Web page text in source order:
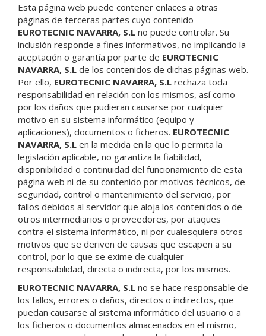
Esta página web puede contener enlaces a otras
páginas de terceras partes cuyo contenido
EUROTECNIC NAVARRA, S.L no puede controlar. Su
inclusión responde a fines informativos, no implicando la
aceptación o garantía por parte de EUROTECNIC
NAVARRA, S.L de los contenidos de dichas páginas web.
Por ello, EUROTECNIC NAVARRA, S.L rechaza toda
responsabilidad en relación con los mismos, así como
por los daños que pudieran causarse por cualquier
motivo en su sistema informático (equipo y
aplicaciones), documentos o ficheros. EUROTECNIC
NAVARRA, S.L en la medida en la que lo permita la
legislación aplicable, no garantiza la fiabilidad,
disponibilidad o continuidad del funcionamiento de esta
página web ni de su contenido por motivos técnicos, de
seguridad, control o mantenimiento del servicio, por
fallos debidos al servidor que aloja los contenidos o de
otros intermediarios o proveedores, por ataques
contra el sistema informático, ni por cualesquiera otros
motivos que se deriven de causas que escapen a su
control, por lo que se exime de cualquier
responsabilidad, directa o indirecta, por los mismos.
EUROTECNIC NAVARRA, S.L no se hace responsable de
los fallos, errores o daños, directos o indirectos, que
puedan causarse al sistema informático del usuario o a
los ficheros o documentos almacenados en el mismo,